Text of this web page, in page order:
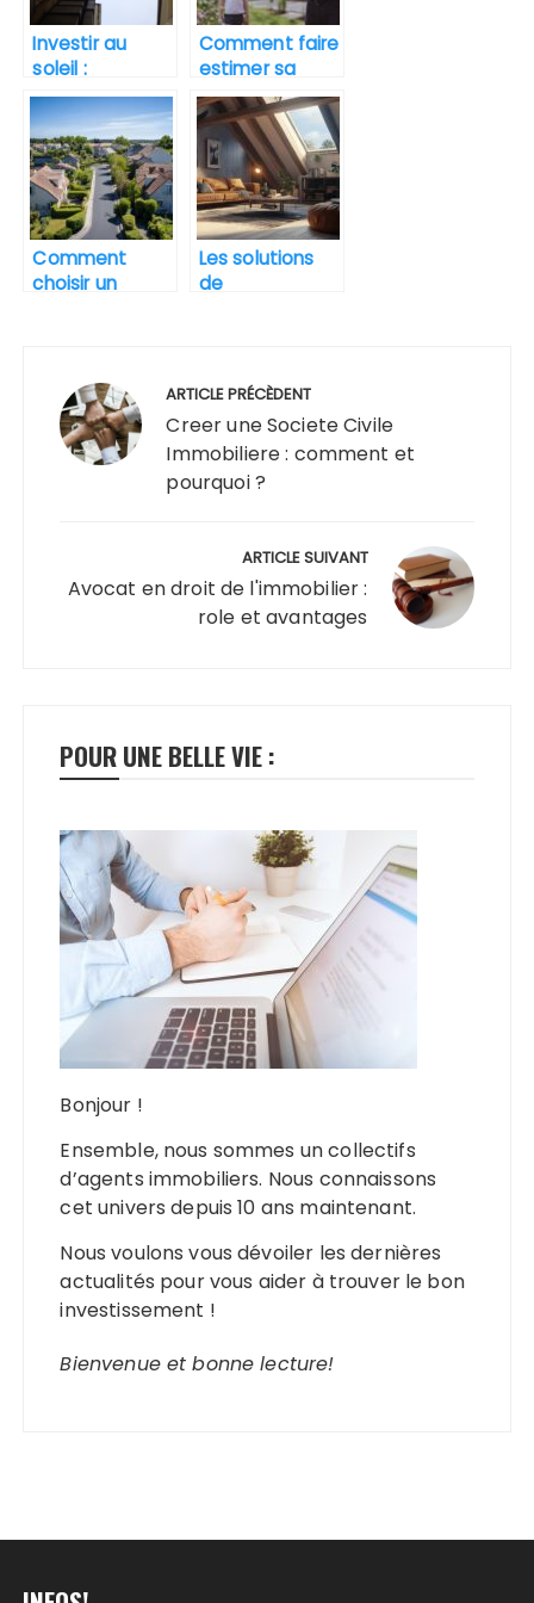
Investir au
soleil :
appartements
à vendre sur la
Costa brava
Comment faire
estimer sa
maison
gratuitement
pour
succession ?
Les outils
digitaux à
votre service
Comment
choisir un
projet sur
mesure ?
Les solutions
de
d’amenager
ses combles
l’article
ARTICLE PRÉCÈDENT
Creer une Societe Civile
Immobiliere : comment et
pourquoi ?
ARTICLE SUIVANT
Avocat en droit de l'immobilier :
role et avantages
POUR UNE BELLE VIE :
Bonjour !
Ensemble, nous sommes un collectifs
d’agents immobiliers. Nous connaissons
cet univers depuis 10 ans maintenant.
Nous voulons vous dévoiler les dernières
actualités pour vous aider à trouver le bon
investissement !
Bienvenue et bonne lecture!